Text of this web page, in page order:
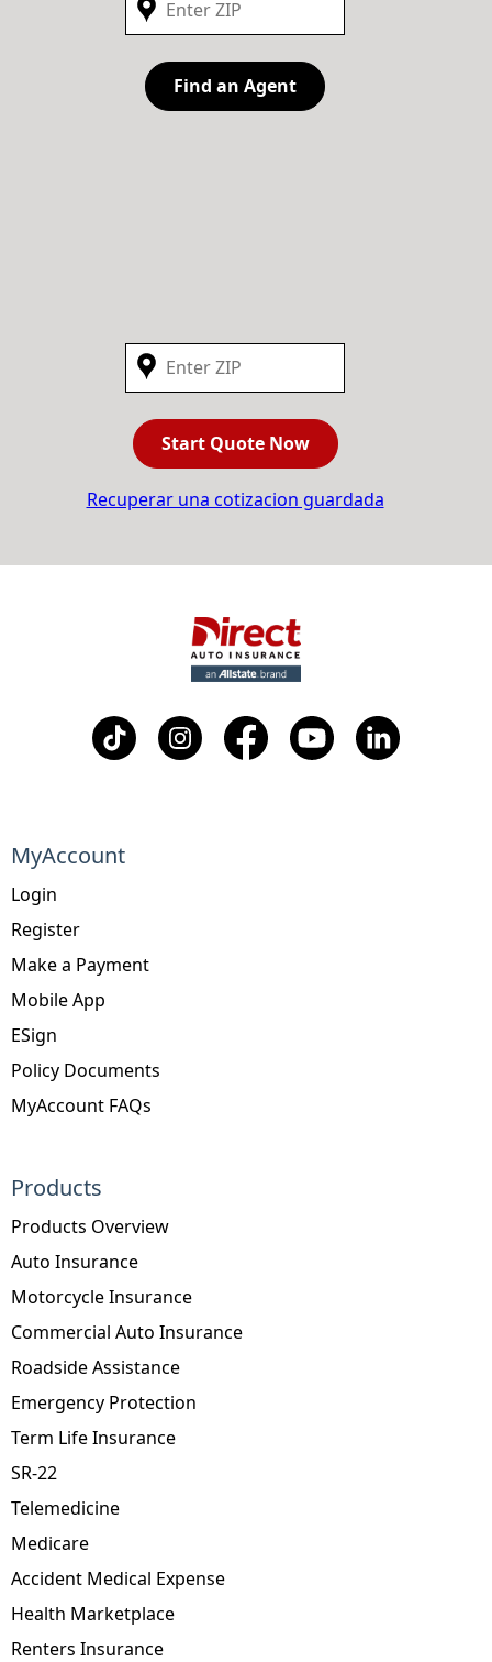
Find an Agent
Start Quote Now
Recuperar una cotizacion guardada
Products
Products Overview
Auto Insurance
Motorcycle Insurance
Commercial Auto Insurance
Roadside Assistance
Emergency Protection
Term Life Insurance
SR-22
Telemedicine
Medicare
Accident Medical Expense
Health Marketplace
Renters Insurance
MyAccount
Login
Register
Make a Payment
Mobile App
ESign
Policy Documents
MyAccount FAQs